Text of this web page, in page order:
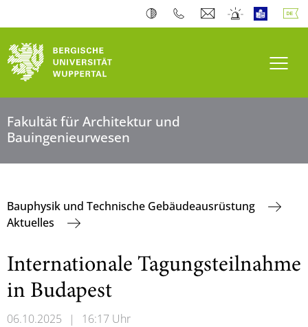
Fakultät für Architektur und
Bauingenieurwesen
Bauphysik und Technische Gebäudeausrüstung
Aktuelles
Internationale Tagungsteilnahme
in Budapest
06.10.2025 | 16:17 Uhr